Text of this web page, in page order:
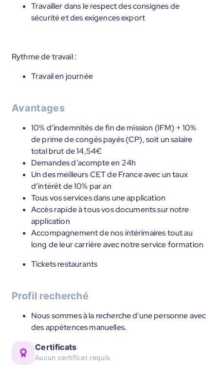
Travailler dans le respect des consignes de
sécurité et des exigences export
Rythme de travail :
Travail en journée
Avantages
10% d’indemnités de fin de mission (IFM) + 10%
de prime de congés payés (CP), soit un salaire
total brut de 14,54€
Demandes d’acompte en 24h
Un des meilleurs CET de France avec un taux
d’intérêt de 10% par an
Tous vos services dans une application
Accès rapide à tous vos documents sur notre
application
Accompagnement de nos intérimaires tout au
long de leur carrière avec notre service formation
Tickets restaurants
Profil recherché
Nous sommes à la recherche d'une personne avec
des appétences manuelles.
Certificats
Aucun certificat requis